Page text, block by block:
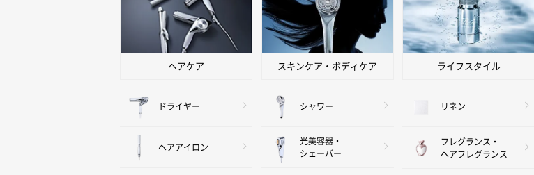
ヘアケア
ドライヤー
ヘアアイロン
スキンケア・ボディケア
シャワー
光美容器・
シェーバー
ライフスタイル
リネン
フレグランス・
ヘアフレグランス